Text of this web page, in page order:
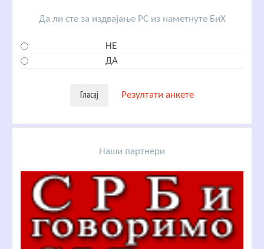
Да ли сте за издвајање РС из наметнуте БиХ
НЕ
ДА
Резултати анкете
Наши партнери